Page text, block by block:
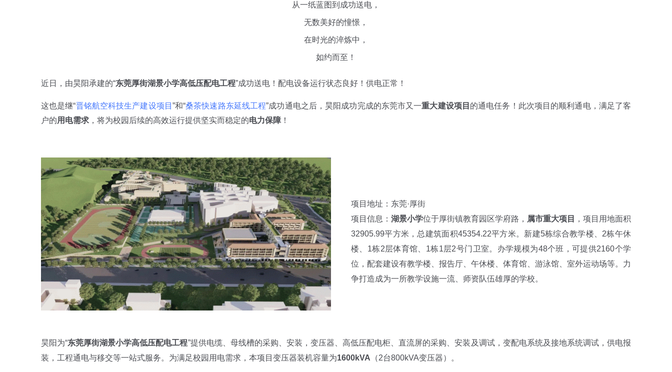
从一纸蓝图到成功送电，
无数美好的憧憬，
在时光的淬炼中，
如约而至！
近日，由昊阳承建的“东莞厚街湖景小学高低压配电工程”成功送电！配电设备运行状态良好！供电正常！
这也是继“晋铭航空科技生产建设项目 ”和“桑茶快速路东延线工程”成功通电之后，昊阳成功完成的东莞市又一重大建设项目 的通电任务！此次项目的顺利通电，满足了客
户的用电需求 ，将为校园后续的高效运行提供坚实而稳定的电力保障 ！
项目地址：东莞·厚街
项目信息： 湖景小学位于厚街镇教育园区学府路， 属市重大项目
，项目用地面积
32905.99平方米，总建筑面积45354.22平方米。新建5栋综合教学楼、2栋午休
楼、1栋2层体育馆、1栋1层2号门卫室。办学规模为48个班，可提供2160个学
位，配套建设有教学楼、报告厅、午休楼、体育馆、游泳馆、室外运动场等。力
争打造成为一所教学设施一流、师资队伍雄厚的学校。
昊阳为“东莞厚街湖景小学高低压配电工程”提供电缆、母线槽的采购、安装，变压器、高低压配电柜、直流屏的采购、安装及调试，变配电系统及接地系统调试，供电报
装，工程通电与移交等一站式服务。为满足校园用电需求，本项目变压器装机容量为1600kVA （2台800kVA变压器）。